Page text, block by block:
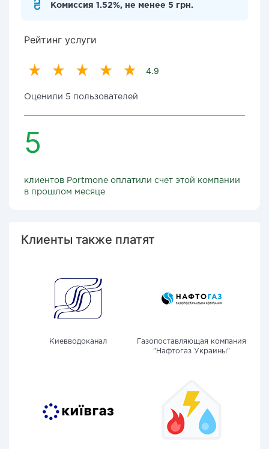
Комиссия 1.52%, не менее 5 грн.
Рейтинг услуги
4.9
Оценили 5 пользователей
5
клиентов Portmone оплатили счет этой компании
в прошлом месяце
Клиенты также платят
Киевводоканал
Газопоставляющая компания
"Нафтогаз Украины"